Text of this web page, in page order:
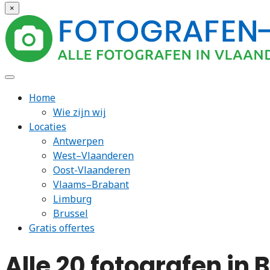
×
Home
Wie zijn wij
Locaties
Antwerpen
West–Vlaanderen
Oost-Vlaanderen
Vlaams–Brabant
Limburg
Brussel
Gratis offertes